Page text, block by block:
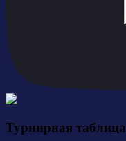
Турнирная таблица